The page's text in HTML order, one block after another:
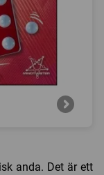
anda. Det är ett